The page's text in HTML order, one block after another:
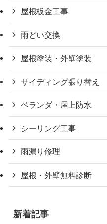
屋根板金工事
雨どい交換
屋根塗装・外壁塗装
サイディング張り替え
ベランダ・屋上防水
シーリング工事
雨漏り修理
屋根・外壁無料診断
新着記事